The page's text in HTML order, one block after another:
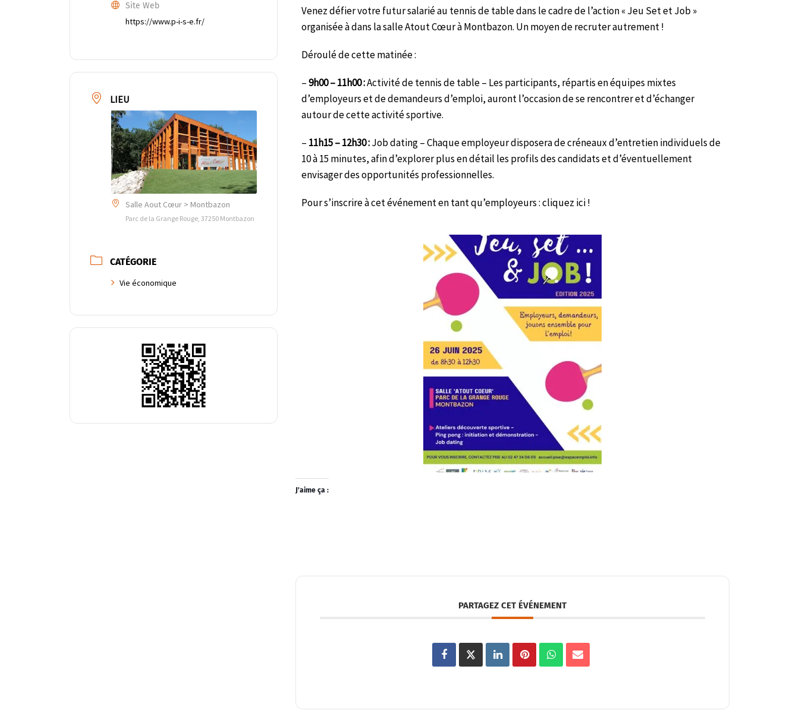
Site Web
https://www.p-i-s-e.fr/
LIEU
Salle Aout Cœur > Montbazon
Parc de la Grange Rouge, 37250 Montbazon
CATÉGORIE
Vie économique
Venez défier votre futur salarié au tennis de table dans le cadre de l’action « Jeu Set et Job »
organisée à dans la salle Atout Cœur à Montbazon. Un moyen de recruter autrement !
Déroulé de cette matinée :
–9h00 – 11h00 :Activité de tennis de table – Les participants, répartis en équipes mixtes
d’employeurs et de demandeurs d’emploi, auront l’occasion de se rencontrer et d’échanger
autour de cette activité sportive.
– 11h15 – 12h30 :Job dating – Chaque employeur disposera de créneaux d’entretien individuels de
10 à 15 minutes, afin d’explorer plus en détail les profils des candidats et d’éventuellement
envisager des opportunités professionnelles.
Pour s’inscrire à cet événement en tant qu’employeurs :cliquez ici !
J’aime ça :
PARTAGEZ CET ÉVÉNEMENT